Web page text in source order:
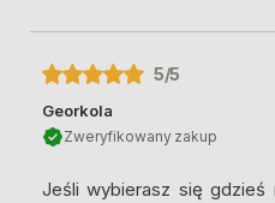
5/5
Georkola
Zweryfikowany zakup
Jeśli wybierasz się gdzieś